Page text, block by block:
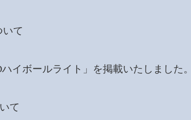
いて
イボールライト」を掲載いたしました。
て